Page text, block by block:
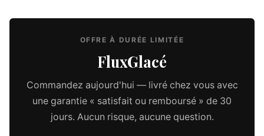
OFFRE À DURÉE LIMITÉE
FluxGlacé
Commandez aujourd'hui — livré chez vous avec
une garantie « satisfait ou remboursé » de 30
jours. Aucun risque, aucune question.